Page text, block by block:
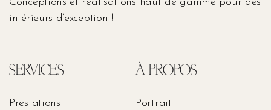
Conceptions et réalisations haut de gamme pour des
intérieurs d’exception !
SERVICES
Prestations
À PROPOS
Portrait